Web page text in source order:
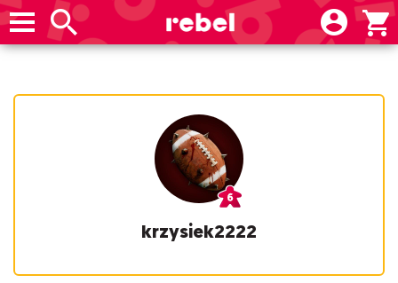
krzysiek2222